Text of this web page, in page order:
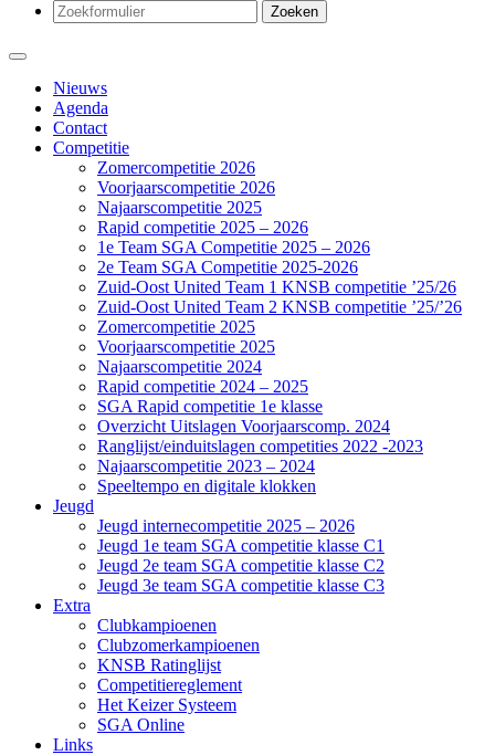
Zoeken
Nieuws
Agenda
Contact
Competitie
Zomercompetitie 2026
Voorjaarscompetitie 2026
Najaarscompetitie 2025
Rapid competitie 2025 – 2026
1e Team SGA Competitie 2025 – 2026
2e Team SGA Competitie 2025-2026
Zuid-Oost United Team 1 KNSB competitie ’25/26
Zuid-Oost United Team 2 KNSB competitie ’25/’26
Zomercompetitie 2025
Voorjaarscompetitie 2025
Najaarscompetitie 2024
Rapid competitie 2024 – 2025
SGA Rapid competitie 1e klasse
Overzicht Uitslagen Voorjaarscomp. 2024
Ranglijst/einduitslagen competities 2022 -2023
Najaarscompetitie 2023 – 2024
Speeltempo en digitale klokken
Jeugd
Jeugd internecompetitie 2025 – 2026
Jeugd 1e team SGA competitie klasse C1
Jeugd 2e team SGA competitie klasse C2
Jeugd 3e team SGA competitie klasse C3
Extra
Clubkampioenen
Clubzomerkampioenen
KNSB Ratinglijst
Competitiereglement
Het Keizer Systeem
SGA Online
Links